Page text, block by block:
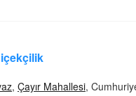
, Çayır Mahallesi,